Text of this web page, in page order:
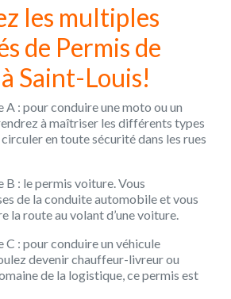
les multiples
de Permis de
Saint-Louis!
A : pour conduire une moto ou un
à maîtriser les différents types
en toute sécurité dans les rues
B : le permis voiture. Vous
de la conduite automobile et vous
la route au volant d’une voiture.
C : pour conduire un véhicule
devenir chauffeur-livreur ou
de la logistique, ce permis est